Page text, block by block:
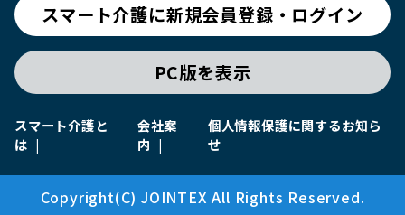
スマート介護に新規会員登録・ログイン
PC版を表示
スマート介護と
は
会社案
内
個人情報保護に関するお知ら
せ
Copyright(C) JOINTEX All Rights Reserved.